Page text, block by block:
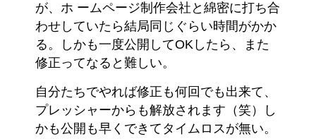
が、ホ ームページ制作会社と綿密に打ち合
わせしていたら結局同じぐらい時間がかか
る。しかも一度公開してOKしたら、また
修正ってなると難しい。
自分たちでやれば修正も何回でも出来て、
プレッシャーからも解放されます（笑）し
かも公開も早くできてタイムロスが無い。